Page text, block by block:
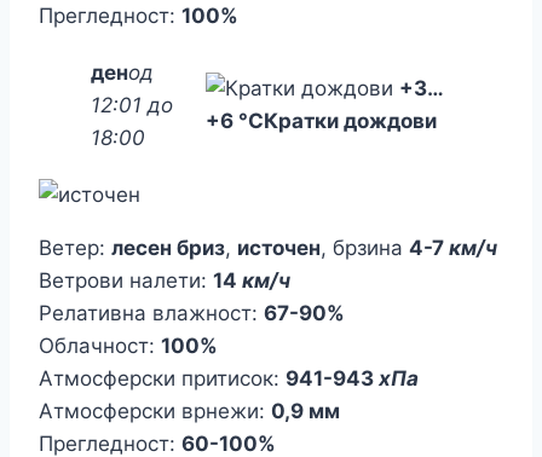
Прегледност: 100%
денод
12:01 до
18:00
+3…
+6 °CКратки дождови
Ветер: лесен бриз, источен, брзина 4-7 км/ч
Ветрови налети: 14 км/ч
Релативна влажност: 67-90%
Облачност: 100%
Атмосферски притисок: 941-943 хПа
Атмосферски врнежи: 0,9 мм
Прегледност: 60-100%